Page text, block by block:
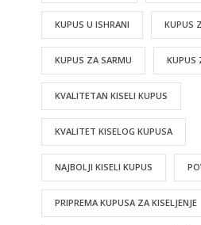
KUPUS U ISHRANI KUPUS
KUPUS ZA SARMU KUPUS
KVALITETAN KISELI KUPUS
KVALITET KISELOG KUPUSA
NAJBOLJI KISELI KUPUS
PRIPREMA KUPUSA ZA KISELJENJE